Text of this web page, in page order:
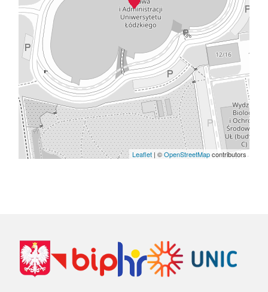
Leaflet| ©OpenStreetMapcontributors